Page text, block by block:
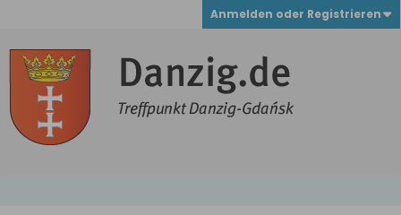
Anmelden oder Registrieren